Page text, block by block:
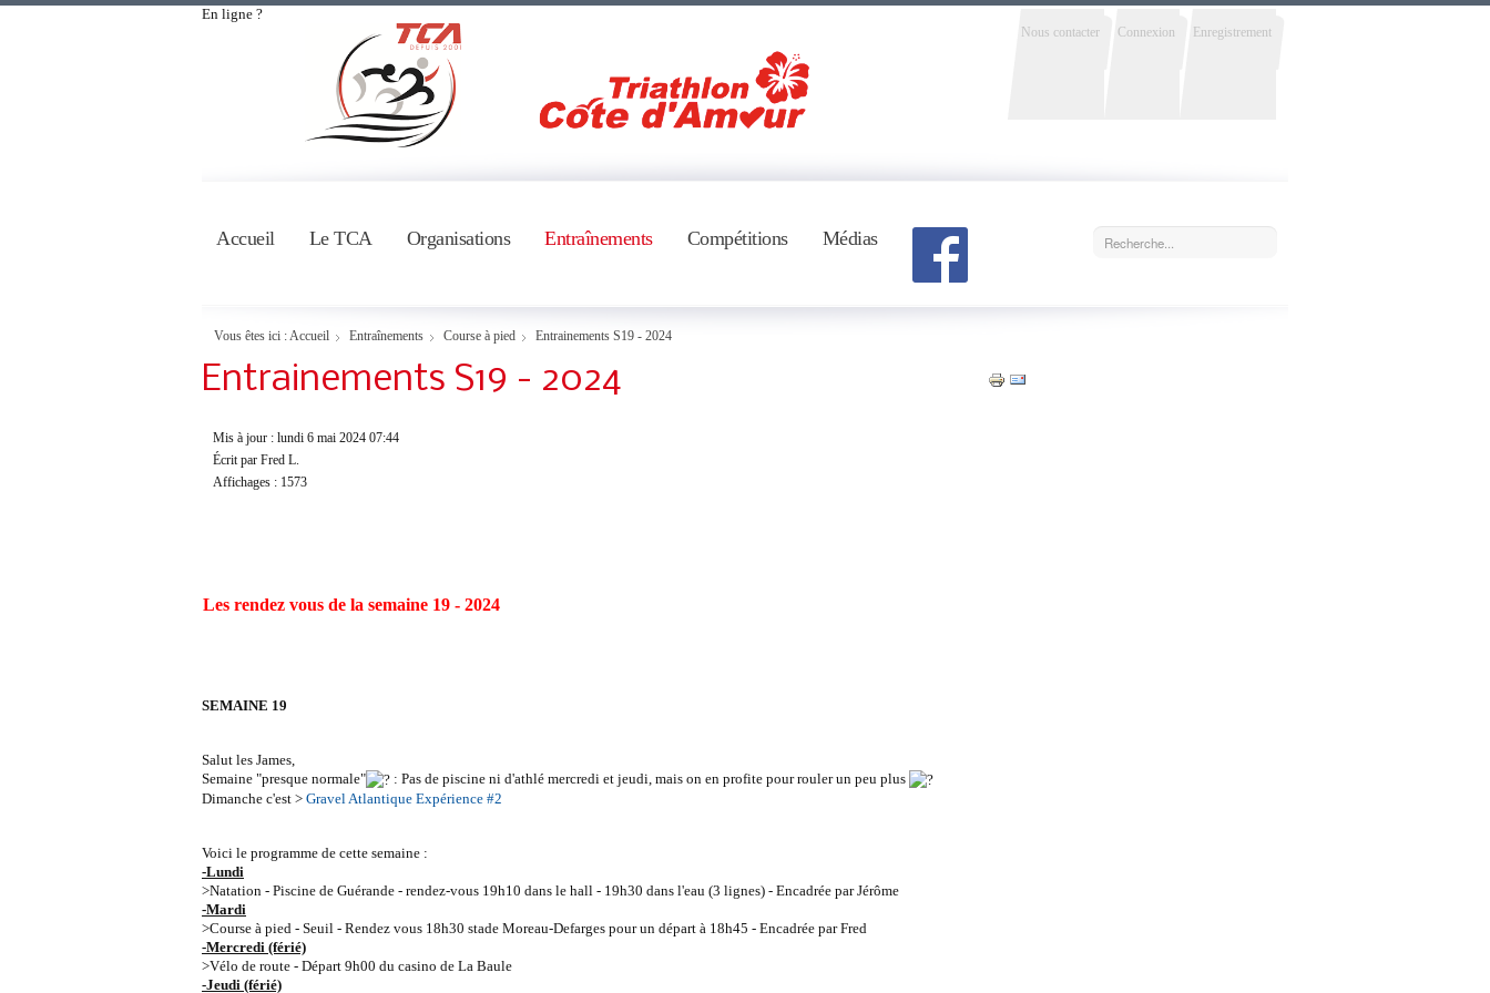
Nous contacter Connexion Enregistrement
En ligne ?
Accueil Le TCA Organisations Entraînements Compétitions Médias
Vous êtes ici : Accueil Entraînements Course à pied Entrainements S19 - 2024
Entrainements S19 - 2024
Mis à jour : lundi 6 mai 2024 07:44
Écrit par Fred L.
Affichages : 1573
Les rendez vous de la semaine 19 - 2024
SEMAINE 19
Salut les James,
Semaine "presque normale"
: Pas de piscine ni d'athlé mercredi et jeudi, mais on en profite pour rouler un peu plus
Dimanche c'est > Gravel Atlantique Expérience #2
Voici le programme de cette semaine :
-Lundi
>Natation - Piscine de Guérande - rendez-vous 19h10 dans le hall - 19h30 dans l'eau (3 lignes) - Encadrée par Jérôme
-Mardi
>Course à pied - Seuil - Rendez vous 18h30 stade Moreau-Defarges pour un départ à 18h45 - Encadrée par Fred
-Mercredi (férié)
>Vélo de route - Départ 9h00 du casino de La Baule
-Jeudi (férié)